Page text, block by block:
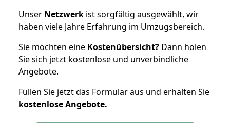
Unser Netzwerk ist sorgfältig ausgewählt, wir
haben viele Jahre Erfahrung im Umzugsbereich.
Sie möchten eine Kostenübersicht? Dann holen
Sie sich jetzt kostenlose und unverbindliche
Angebote.
Füllen Sie jetzt das Formular aus und erhalten Sie
kostenloseAngebote.